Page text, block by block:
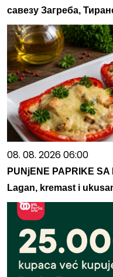
савезу Загреба,
08. 08. 2026 06:00
PUNjENE PAPRIKE
Lagan, kremast i